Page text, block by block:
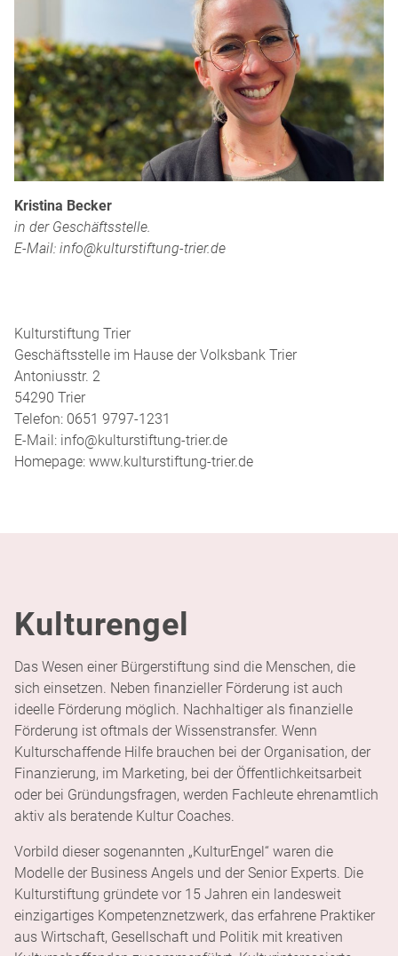
Kristina Becker
in der Geschäftsstelle.
E-Mail: info@kultur­stiftung­-trier.de
Kultur­stiftung Trier
Geschäftsstelle im Hause der Volksbank Trier
Antoniusstr. 2
54290 Trier
Telefon: 0651 9797-1231
E-Mail: info@kultur­stiftung­-trier.de
Homepage: www.kultur­stiftung­-trier.de
Kulturengel
Das Wesen einer Bürger­stiftung sind die Menschen, die
sich einsetzen. Neben finanzieller Förderung ist auch
ideelle Förderung möglich. Nachhaltiger als finanzielle
Förderung ist oftmals der Wissenstransfer. Wenn
Kulturschaffende Hilfe brauchen bei der Organisation, der
Finanzierung, im Marketing, bei der Öffentlichkeitsarbeit
oder bei Gründungsfragen, werden Fachleute ehrenamtlich
aktiv als beratende Kultur Coaches.
Vorbild dieser sogenannten „Kultur­Engel“ waren die
Modelle der Business Angels und der Senior Experts. Die
Kultur­stiftung gründete vor 15 Jahren ein landesweit
einzigartiges Kompetenznetzwerk, das erfahrene Praktiker
aus Wirtschaft, Gesellschaft und Politik mit kreativen